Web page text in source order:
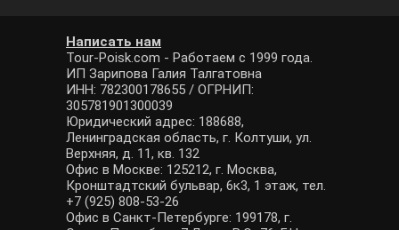
Написать нам
Tour-Poisk.com - Работаем с 1999 года.
ИП Зарипова Галия Талгатовна
ИНН: 782300178655 / ОГРНИП:
305781901300039
Юридический адрес: 188688,
Ленинградская область, г. Колтуши, ул.
Верхняя, д. 11, кв. 132
Офис в Москве: 125212, г. Москва,
Кронштадтский бульвар, 6к3, 1 этаж, тел.
+7 (925) 808-53-26
Офис в Санкт-Петербурге: 199178, г.